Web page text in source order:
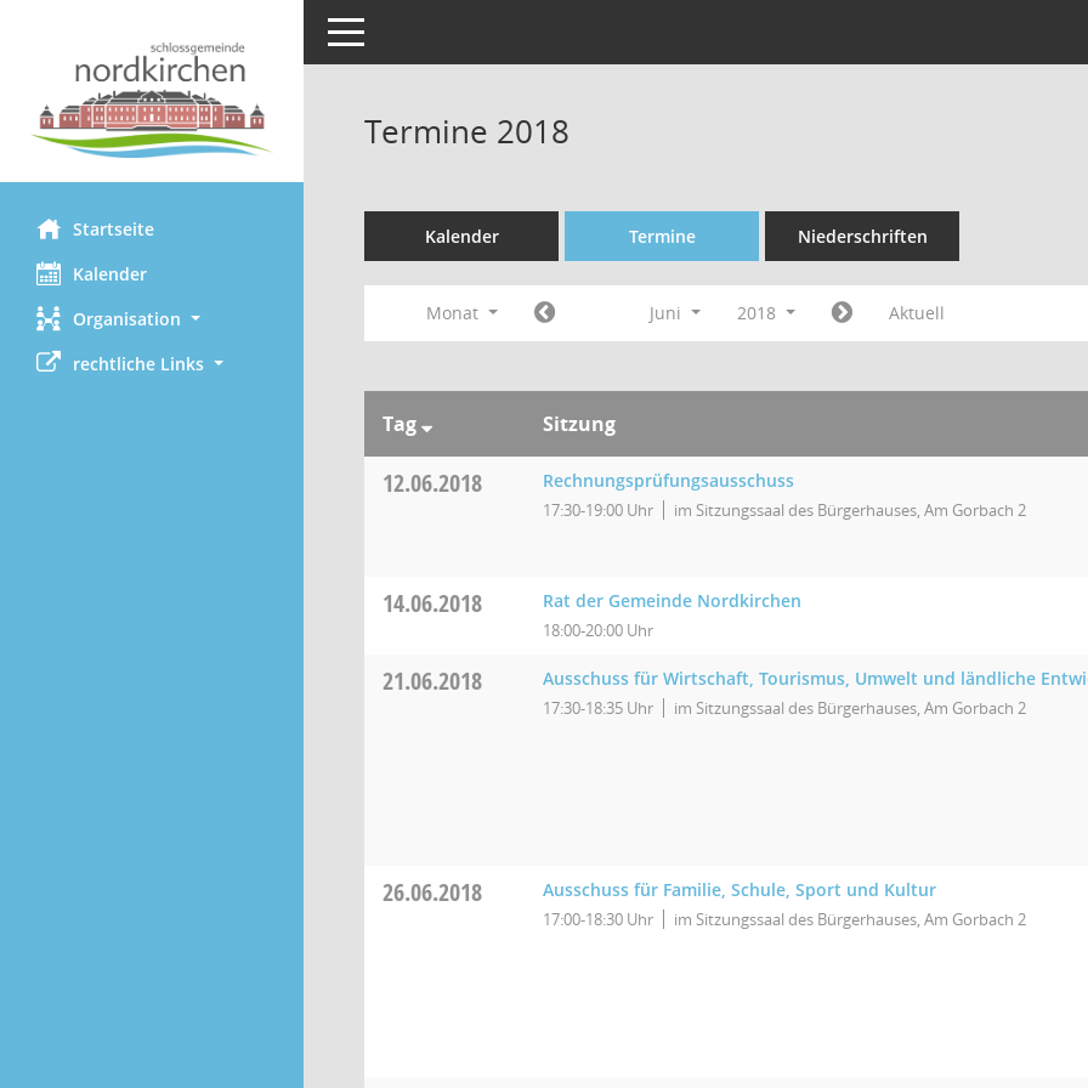
Startseite
Kalender
Organisation
rechtliche Links
Toggle navigation
Termine 2018
Kalender Termine Niederschriften
Monat Juni 2018 Aktuell
Tag Sitzung
12.06.2018 Rechnungsprüfungsausschuss
17:30-19:00 Uhr im Sitzungssaal des Bürgerhauses, Am Gorbach 2
14.06.2018 Rat der Gemeinde Nordkirchen
18:00-20:00 Uhr
21.06.2018 Ausschuss für Wirtschaft, Tourismus, Umwelt und ländliche
17:30-18:35 Uhr im Sitzungssaal des Bürgerhauses, Am Gorbach 2
26.06.2018 Ausschuss für Familie, Schule, Sport und Kultur
17:00-18:30 Uhr im Sitzungssaal des Bürgerhauses, Am Gorbach 2